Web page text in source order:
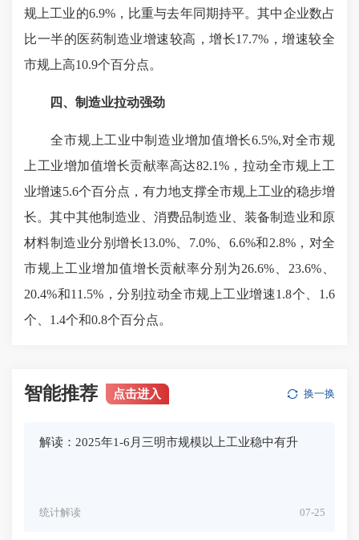
规上工业的6.9%，比重与去年同期持平。其中企业数占
比一半的医药制造业增速较高，增长17.7%，增速较全
市规上高10.9个百分点。
四、制造业拉动强劲
全市规上工业中制造业增加值增长6.5%,对全市规
上工业增加值增长贡献率高达82.1%，拉动全市规上工
业增速5.6个百分点，有力地支撑全市规上工业的稳步增
长。其中其他制造业、消费品制造业、装备制造业和原
材料制造业分别增长13.0%、7.0%、6.6%和2.8%，对全
市规上工业增加值增长贡献率分别为26.6%、23.6%、
20.4%和11.5%，分别拉动全市规上工业增速1.8个、1.6
个、1.4个和0.8个百分点。
智能推荐 点击进入 换一换
解读：2025年1-6月三明市规模以上工业稳中有升
07-25
统计解读